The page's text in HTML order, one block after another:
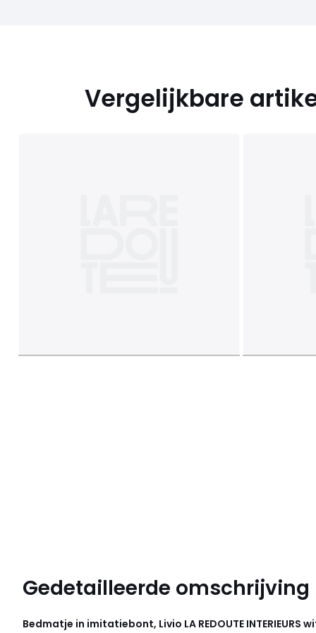
Vergelijkbare
Gedetailleerde omschrijving
Bedmatje in imitatiebont, Livio LA REDOUTE INTERIEURS